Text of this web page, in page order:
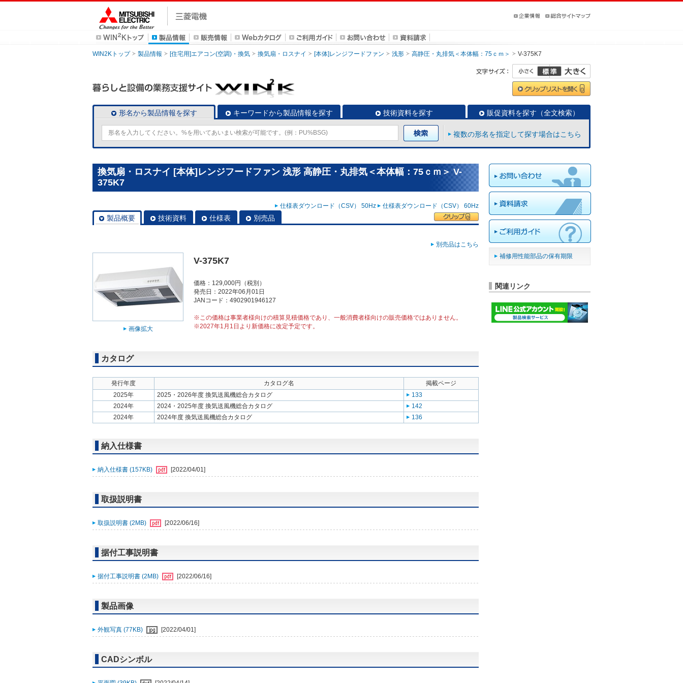
WIN2Kトップ 製品情報 [住宅用]エアコン(空調)・換気 換気扇・ロスナイ [本体]レンジフードファン 浅形 高静圧・丸排気＜本体幅：75ｃｍ＞ V-375K7
形名から製品情報を探す キーワードから製品情報を探す 技術資料を探す 販促資料を探す（全文検索）
複数の形名を指定して探す場合はこちら
換気扇・ロスナイ [本体]レンジフードファン 浅形 高静圧・丸排気＜本体幅：75ｃｍ＞ V-
375K7
仕様表ダウンロード（CSV） 50Hz 仕様表ダウンロード（CSV） 60Hz
製品概要 技術資料 仕様表 別売品
別売品はこちら
画像拡大
V-375K7
価格：129,000円（税別）
発売日：2022年06月01日
JANコード：4902901946127
※この価格は事業者様向けの積算見積価格であり、一般消費者様向けの販売価格ではありません。
※2027年1月1日より新価格に改定予定です。
カタログ
発行年度 カタログ名
掲載ページ
2025年
2025・2026年度 換気送風機総合カタログ
133
2024年
2024・2025年度 換気送風機総合カタログ
142
2024年
2024年度 換気送風機総合カタログ 136
納入仕様書
納入仕様書 (157KB) [2022/04/01]
取扱説明書
取扱説明書 (2MB) [2022/06/16]
据付工事説明書
据付工事説明書 (2MB) [2022/06/16]
製品画像
外観写真 (77KB) [2022/04/01]
CADシンボル
補修用性能部品の保有期限
関連リンク